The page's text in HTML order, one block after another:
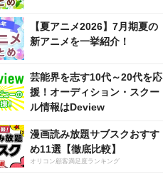
【夏アニメ2026】7月期夏の
新アニメを一挙紹介！
芸能界を志す10代～20代を応
援！オーディション・スクー
ル情報はDeview
漫画読み放題サブスクおすす
め11選【徹底比較】
オリコン顧客満足度ランキング